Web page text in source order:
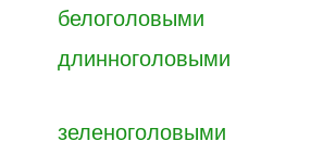
белоголовыми
длинноголовыми
зеленоголовыми